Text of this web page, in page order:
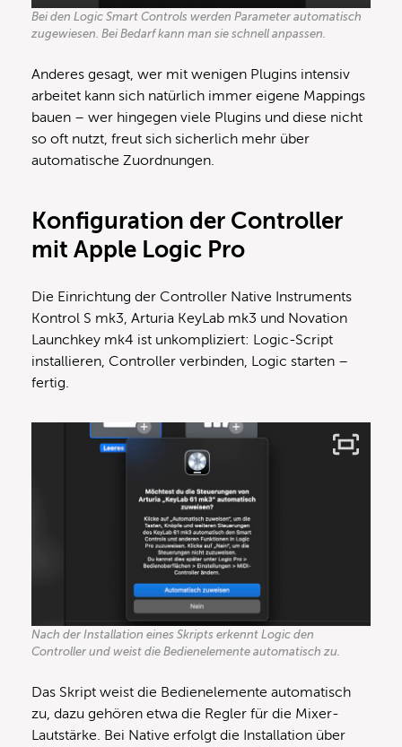
Bei den Logic Smart Controls werden Parameter automatisch
zugewiesen. Bei Bedarf kann man sie schnell anpassen.
Anderes gesagt, wer mit wenigen Plugins intensiv
arbeitet kann sich natürlich immer eigene Mappings
bauen – wer hingegen viele Plugins und diese nicht
so oft nutzt, freut sich sicherlich mehr über
automatische Zuordnungen.
Konfiguration der Controller
mit Apple Logic Pro
Die Einrichtung der Controller Native Instruments
Kontrol S mk3, Arturia KeyLab mk3 und Novation
Launchkey mk4 ist unkompliziert: Logic-Script
installieren, Controller verbinden, Logic starten –
fertig.
Nach der Installation eines Skripts erkennt Logic den
Controller und weist die Bedienelemente automatisch zu.
Das Skript weist die Bedienelemente automatisch
zu, dazu gehören etwa die Regler für die Mixer-
Lautstärke. Bei Native erfolgt die Installation über